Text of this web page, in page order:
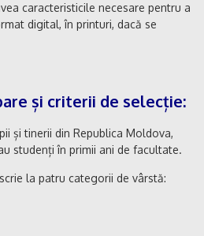
caracteristicile necesare pentru a
digital, în printuri, dacă se
și criterii de selecție:
și tinerii din Republica Moldova,
studenți în primii ani de facultate.
la patru categorii de vârstă: